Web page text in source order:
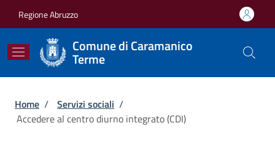
Regione Abruzzo
Comune di Caramanico
Terme
Briciole di pane
Home / Servizi sociali /
Accedere al centro diurno integrato (CDI)